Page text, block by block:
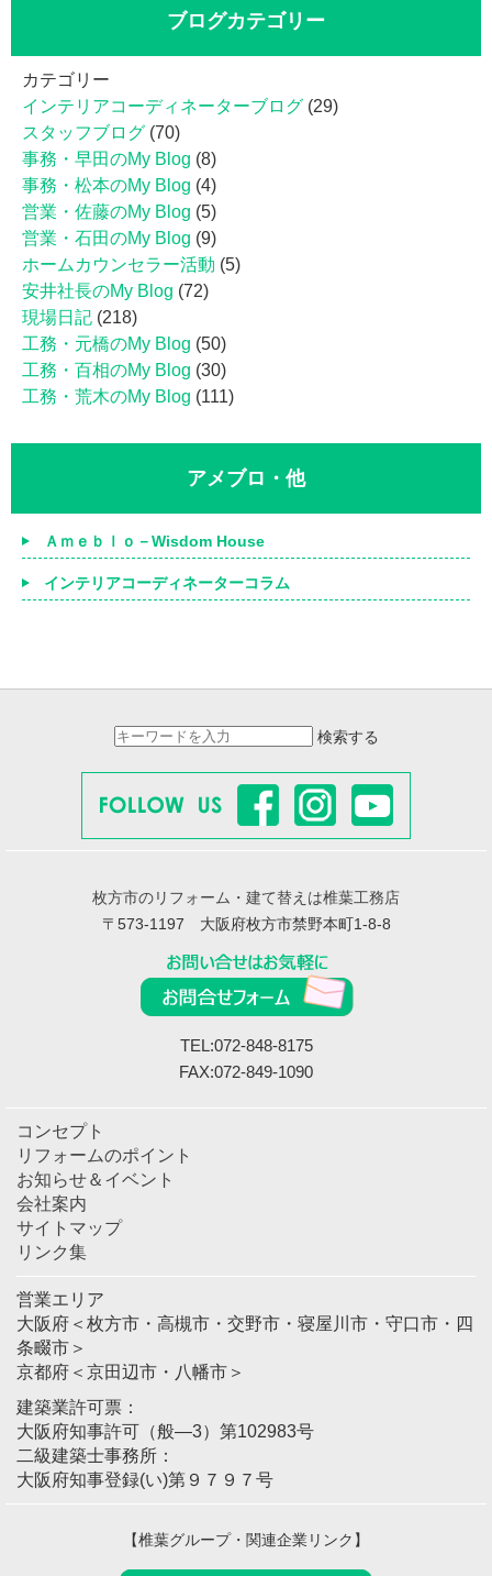
ブログカテゴリー
カテゴリー
インテリアコーディネーターブログ (29)
スタッフブログ (70)
事務・早田のMy Blog (8)
事務・松本のMy Blog (4)
営業・佐藤のMy Blog (5)
営業・石田のMy Blog (9)
ホームカウンセラー活動 (5)
安井社長のMy Blog (72)
現場日記 (218)
工務・元橋のMy Blog (50)
工務・百相のMy Blog (30)
工務・荒木のMy Blog (111)
アメブロ・他
Ａｍｅｂｌｏ－Wisdom House
インテリアコーディネーターコラム
検索する
枚方市のリフォーム・建て替えは椎葉工務店
〒573-1197 大阪府枚方市禁野本町1-8-8
TEL:072-848-8175
FAX:072-849-1090
コンセプト
リフォームのポイント
お知らせ＆イベント
会社案内
サイトマップ
リンク集
営業エリア
大阪府＜枚方市・高槻市・交野市・寝屋川市・守口市・四
条畷市＞
京都府＜京田辺市・八幡市＞
建築業許可票：
大阪府知事許可（般―3）第102983号
二級建築士事務所：
大阪府知事登録(い)第９７９７号
【椎葉グループ・関連企業リンク】